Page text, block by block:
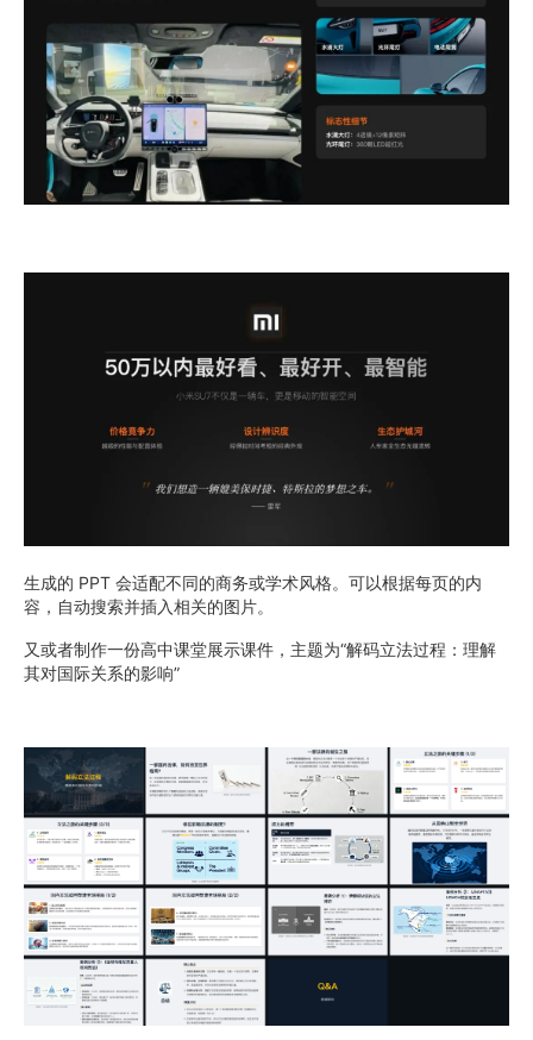
生成的 PPT 会适配不同的商务或学术风格。可以根据每页的内
容，自动搜索并插入相关的图片。
又或者制作一份高中课堂展示课件，主题为“解码立法过程：理解
其对国际关系的影响”